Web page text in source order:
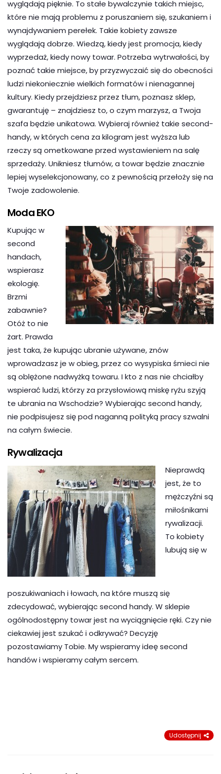
wyglądają pięknie. To stałe bywalczynie takich miejsc,
które nie mają problemu z poruszaniem się, szukaniem i
wynajdywaniem perełek. Takie kobiety zawsze
wyglądają dobrze. Wiedzą, kiedy jest promocja, kiedy
wyprzedaż, kiedy nowy towar. Potrzeba wytrwałości, by
poznać takie miejsce, by przyzwyczaić się do obecności
ludzi niekoniecznie wielkich formatów i nienagannej
kultury. Kiedy przejdziesz przez tłum, poznasz sklep,
gwarantuję – znajdziesz to, o czym marzysz, a Twoja
szafa będzie unikatowa. Wybieraj również takie second-
handy, w których cena za kilogram jest wyższa lub
rzeczy są ometkowane przed wystawieniem na salę
sprzedaży. Unikniesz tłumów, a towar będzie znacznie
lepiej wyselekcjonowany, co z pewnością przełoży się na
Twoje zadowolenie.
Moda EKO
Kupując w
second
handach,
wspierasz
ekologię.
Brzmi
zabawnie?
Otóż to nie
żart. Prawda
jest taka, że kupując ubranie używane, znów
wprowadzasz je w obieg, przez co wysypiska śmieci nie
są oblężone nadwyżką towaru. I kto z nas nie chciałby
wspierać ludzi, którzy za przysłowiową miskę ryżu szyją
te ubrania na Wschodzie? Wybierając second handy,
nie podpisujesz się pod naganną polityką pracy szwalni
na całym świecie.
Rywalizacja
Nieprawdą
jest, że to
mężczyźni są
miłośnikami
rywalizacji.
To kobiety
lubują się w
poszukiwaniach i łowach, na które muszą się
zdecydować, wybierając second handy. W sklepie
ogólnodostępny towar jest na wyciągnięcie ręki. Czy nie
ciekawiej jest szukać i odkrywać? Decyzję
pozostawiamy Tobie. My wspieramy ideę second
handów i wspieramy całym sercem.
Udostępnij